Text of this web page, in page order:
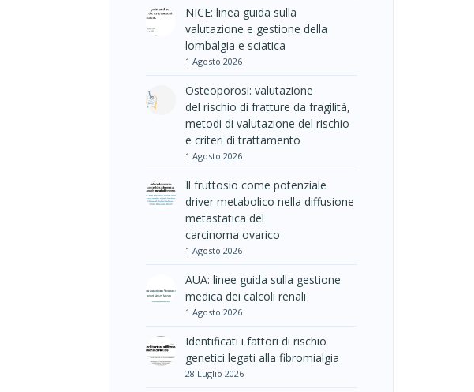
NICE: linea guida sulla
valutazione e gestione della
lombalgia e sciatica
1 Agosto 2026
Osteoporosi: valutazione
del rischio di fratture da fragilità,
metodi di valutazione del rischio
e criteri di trattamento
1 Agosto 2026
Il fruttosio come potenziale
driver metabolico nella diffusione
metastatica del
carcinoma ovarico
1 Agosto 2026
AUA: linee guida sulla gestione
medica dei calcoli renali
1 Agosto 2026
Identificati i fattori di rischio
genetici legati alla fibromialgia
28 Luglio 2026